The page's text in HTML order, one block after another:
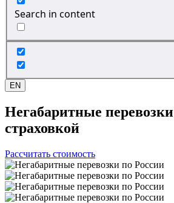
Search in content
EN
Негабаритные перевозки
страховкой
Рассчитать стоимость